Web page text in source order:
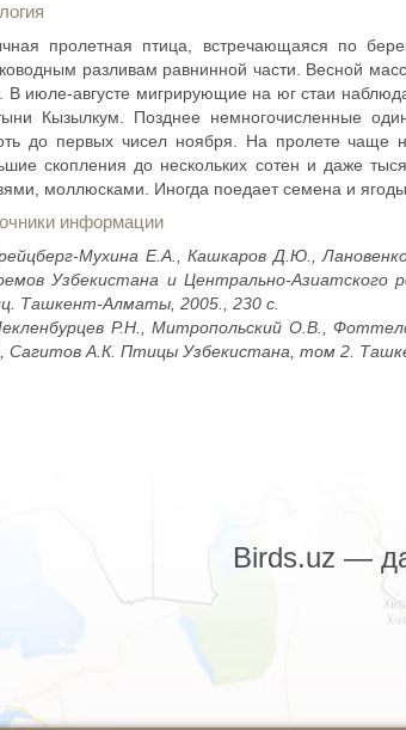
пролетная птица, встречающаяся по
разливам равнинной части. Весной
В июле-августе мигрирующие на юг стаи
Кызылкум. Позднее немногочисленные
до первых чисел ноября. На пролете чаще
скопления до нескольких сотен и даже
моллюсками. Иногда поедает семена и ягоды.
информации
Мухина Е.А., Кашкаров Д.Ю.,
Узбекистана и Центрально-Азиатского
Ташкент-Алматы, 2005., 230 с.
Р.Н., Митропольский О.В.,
Сагитов А.К. Птицы Узбекистана, том 2.
Birds.uz —